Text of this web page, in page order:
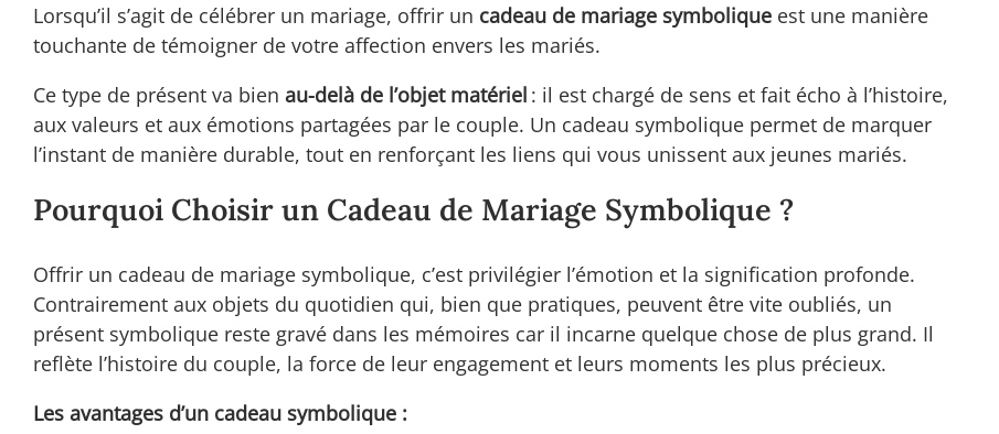
Lorsqu’il s’agit de célébrer un mariage, offrir un cadeau de mariage symbolique est une manière
touchante de témoigner de votre affection envers les mariés.
Ce type de présent va bien au-delà de l’objet matériel : il est chargé de sens et fait écho à l’histoire,
aux valeurs et aux émotions partagées par le couple. Un cadeau symbolique permet de marquer
l’instant de manière durable, tout en renforçant les liens qui vous unissent aux jeunes mariés.
Pourquoi Choisir un Cadeau de Mariage Symbolique ?
Offrir un cadeau de mariage symbolique, c’est privilégier l’émotion et la signification profonde.
Contrairement aux objets du quotidien qui, bien que pratiques, peuvent être vite oubliés, un
présent symbolique reste gravé dans les mémoires car il incarne quelque chose de plus grand. Il
reflète l’histoire du couple, la force de leur engagement et leurs moments les plus précieux.
Les avantages d’un cadeau symbolique :